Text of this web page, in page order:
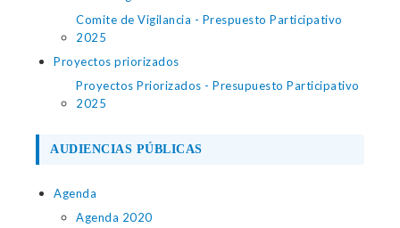
Comite de Vigilancia - Prespuesto Participativo
2025
Proyectos priorizados
Proyectos Priorizados - Presupuesto Participativo
2025
AUDIENCIAS PÚBLICAS
Agenda
Agenda 2020